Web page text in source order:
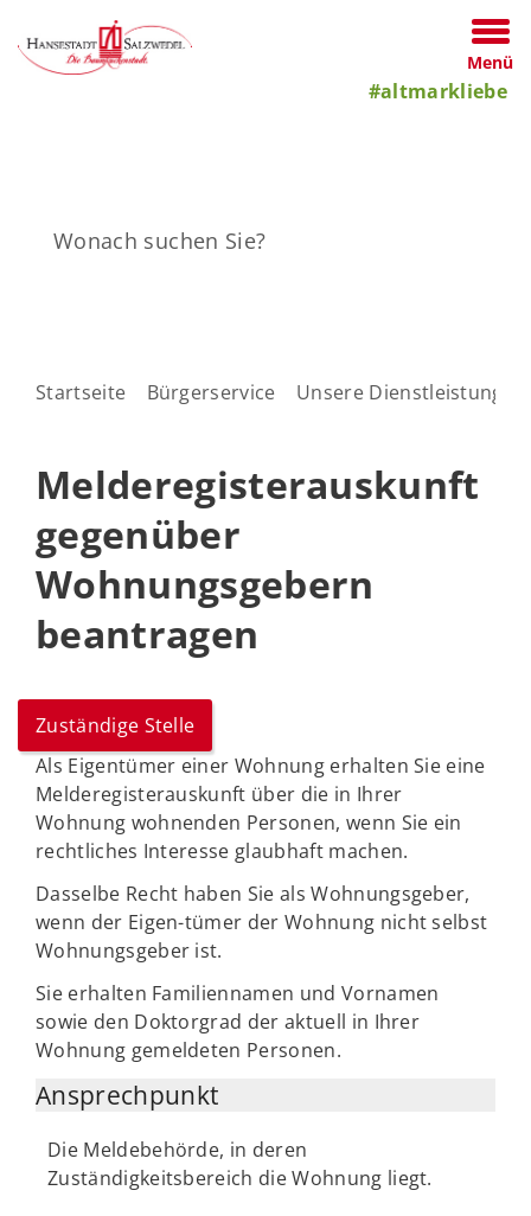
Menü
#altmarkliebe
Startseite Bürgerservice Unsere Dienstleistungen
Melderegisterauskunft
gegenüber
Wohnungsgebern
beantragen
Zuständige Stelle
Als Eigentümer einer Wohnung erhalten Sie eine
Melderegisterauskunft über die in Ihrer
Wohnung wohnenden Personen, wenn Sie ein
rechtliches Interesse glaubhaft machen.
Dasselbe Recht haben Sie als Wohnungsgeber,
wenn der Eigen-tümer der Wohnung nicht selbst
Wohnungsgeber ist.
Sie erhalten Familiennamen und Vornamen
sowie den Doktorgrad der aktuell in Ihrer
Wohnung gemeldeten Personen.
Ansprechpunkt
Die Meldebehörde, in deren
Zuständigkeitsbereich die Wohnung liegt.